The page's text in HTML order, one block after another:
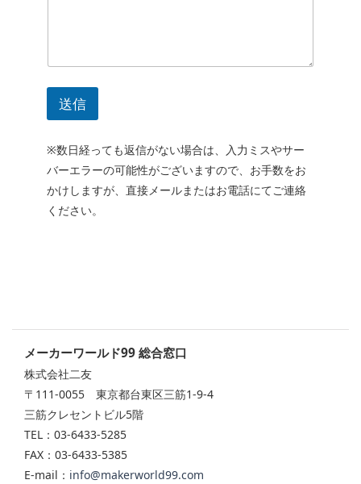
送信
※数日経っても返信がない場合は、入力ミスやサー
バーエラーの可能性がございますので、お手数をお
かけしますが、直接メールまたはお電話にてご連絡
ください。
メーカーワールド99 総合窓口
株式会社二友
〒111-0055 東京都台東区三筋1-9-4
三筋クレセントビル5階
TEL：03-6433-5285
FAX：03-6433-5385
E-mail： info@makerworld99.com